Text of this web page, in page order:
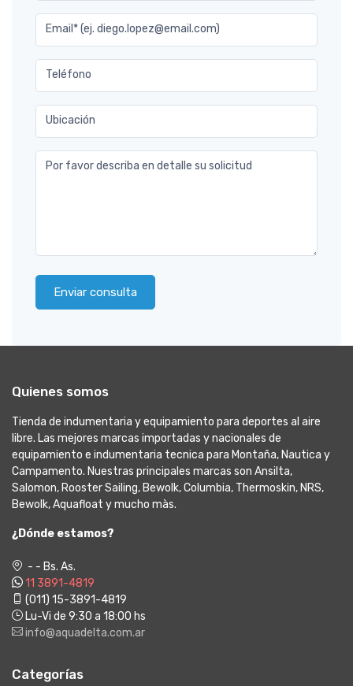
Email* (ej. diego.lopez@email.com)
Teléfono
Ubicación
Por favor describa en detalle su solicitud
Enviar consulta
Quienes somos
Tienda de indumentaria y equipamiento para deportes al aire
libre. Las mejores marcas importadas y nacionales de
equipamiento e indumentaria tecnica para Montaña, Nautica y
Campamento. Nuestras principales marcas son Ansilta,
Salomon, Rooster Sailing, Bewolk, Columbia, Thermoskin, NRS,
Bewolk, Aquafloat y mucho màs.
¿Dónde estamos?
- - Bs. As.
11 3891-4819
(011) 15-3891-4819
Lu-Vi de 9:30 a 18:00 hs
info@aquadelta.com.ar
Categorías